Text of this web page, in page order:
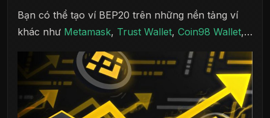
Bạn có thể tạo ví BEP20 trên những nền tảng ví
khác như Metamask, Trust Wallet, Coin98 Wallet,…